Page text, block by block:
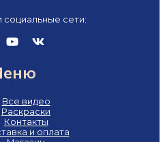
сети:
Все видео
Раскраски
Контакты
и оплата